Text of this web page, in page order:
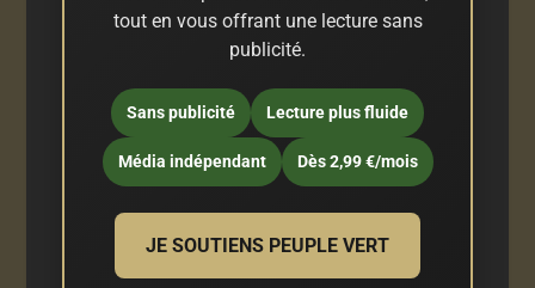
tout en vous offrant une lecture sans
publicité.
Sans publicité Lecture plus fluide
Média indépendant Dès 2,99 €/mois
JE SOUTIENS PEUPLE VERT